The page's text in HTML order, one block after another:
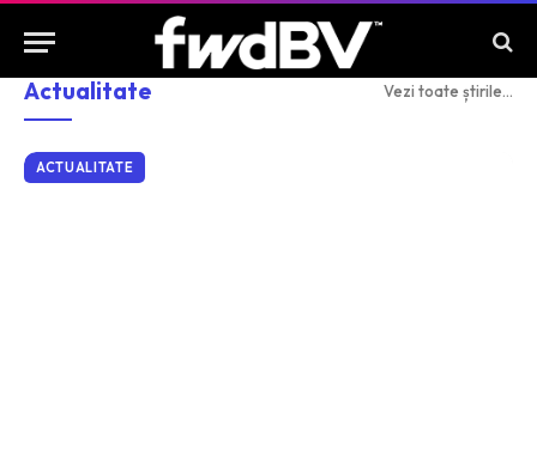
Actualitate Vezi toate știrile...
ACTUALITATE